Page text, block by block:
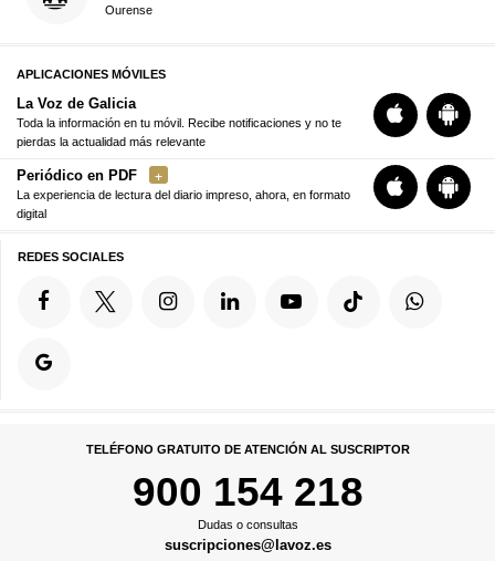
Ourense
APLICACIONES MÓVILES
La Voz de Galicia
Toda la información en tu móvil. Recibe notificaciones y no te
pierdas la actualidad más relevante
Periódico en PDF
La experiencia de lectura del diario impreso, ahora, en formato
digital
REDES SOCIALES
TELÉFONO GRATUITO DE ATENCIÓN AL SUSCRIPTOR
900 154 218
Dudas o consultas
suscripciones@lavoz.es